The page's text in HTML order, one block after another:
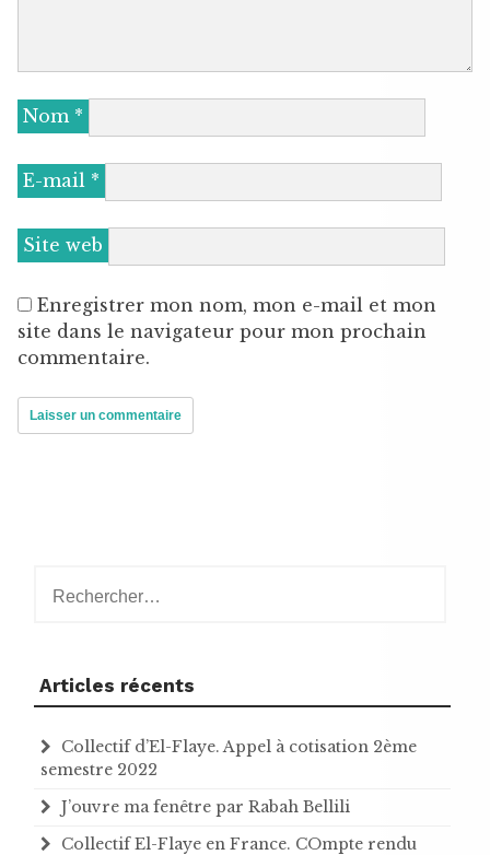
Nom *
E-mail *
Site web
Enregistrer mon nom, mon e-mail et mon
site dans le navigateur pour mon prochain
commentaire.
Articles récents
Collectif d’El-Flaye. Appel à cotisation 2ème
semestre 2022
J’ouvre ma fenêtre par Rabah Bellili
Collectif El-Flaye en France. COmpte rendu